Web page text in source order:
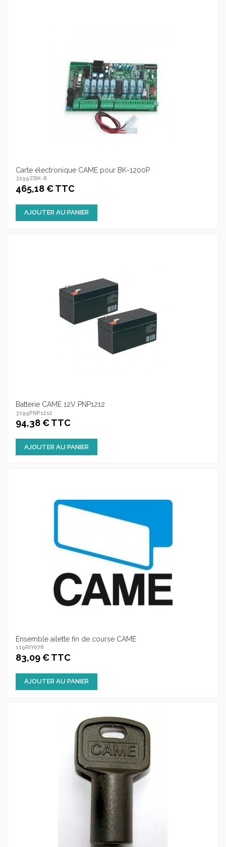
Carte électronique CAME pour BK-1200P
3199ZBK-8
465,18 € TTC
AJOUTER AU PANIER
Batterie CAME 12V PNP1212
3199PNP1212
94,38 € TTC
AJOUTER AU PANIER
Ensemble ailette fin de course CAME
119RIY078
83,09 € TTC
AJOUTER AU PANIER